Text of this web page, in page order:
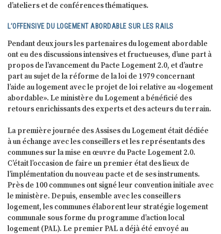
d’ateliers et de conférences thématiques.
L’OFFENSIVE DU LOGEMENT ABORDABLE SUR LES RAILS
Pendant deux jours les partenaires du logement abordable
ont eu des discussions intensives et fructueuses, d’une part à
propos de l’avancement du Pacte Logement 2.0, et d’autre
part au sujet de la réforme de la loi de 1979 concernant
l’aide au logement avec le projet de loi relative au «logement
abordable». Le ministère du Logement a bénéficié des
retours enrichissants des experts et des acteurs du terrain.
La première journée des Assises du Logement était dédiée
à un échange avec les conseillers et les représentants des
communes sur la mise en œuvre du Pacte Logement 2.0.
C’était l’occasion de faire un premier état des lieux de
l’implémentation du nouveau pacte et de ses instruments.
Près de 100 communes ont signé leur convention initiale avec
le ministère. Depuis, ensemble avec les conseillers
logement, les communes élaborent leur stratégie logement
communale sous forme du programme d’action local
logement (PAL). Le premier PAL a déjà été envoyé au